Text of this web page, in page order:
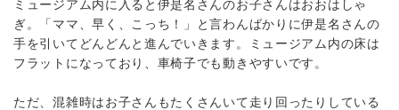
ミュージアム内に入ると伊是名さんのお子さんはおおはしゃ
ぎ。「ママ、早く、こっち！」と言わんばかりに伊是名さんの
手を引いてどんどんと進んでいきます。ミュージアム内の床は
フラットになっており、車椅子でも動きやすいです。
ただ、混雑時はお子さんもたくさんいて走り回ったりしている